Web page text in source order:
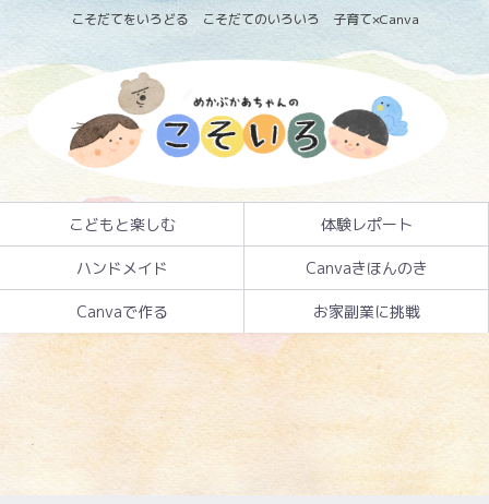
こそだてをいろどる こそだてのいろいろ 子育て×Canva
こどもと楽しむ 体験レポート
ハンドメイド Canvaきほんのき
Canvaで作る お家副業に挑戦